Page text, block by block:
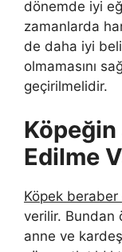
dönemde iyi
zamanlarda
de daha iyi
olmamasını
geçirilmelidir.
Edilme
Köpek beraber
verilir. Bundan
anne ve